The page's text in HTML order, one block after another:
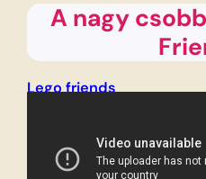
A nagy
Lego friends